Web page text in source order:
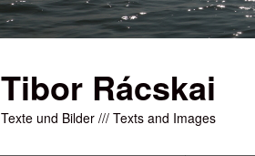
Tibor Rácskai
Texte und Bilder /// Texts and Images